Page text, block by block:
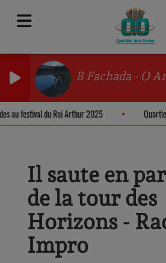
B Fachada - O
au festival du Roi Arthur 2025
Il saute en
de la tour des
Horizons -
Impro